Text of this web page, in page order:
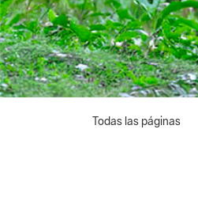
Todas las páginas